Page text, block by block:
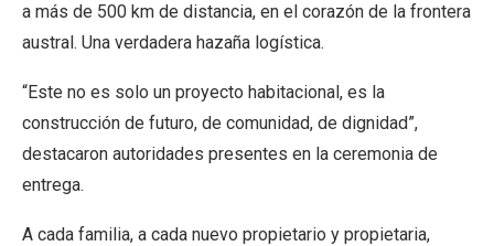
a más de 500 km de distancia, en el corazón de la frontera
austral. Una verdadera hazaña logística.
“Este no es solo un proyecto habitacional, es la
construcción de futuro, de comunidad, de dignidad”,
destacaron autoridades presentes en la ceremonia de
entrega.
A cada familia, a cada nuevo propietario y propietaria,